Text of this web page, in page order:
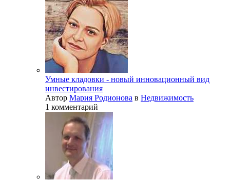
Умные кладовки - новый инновационный вид
инвестирования
Автор Мария Родионова в Недвижимость
1 комментарий